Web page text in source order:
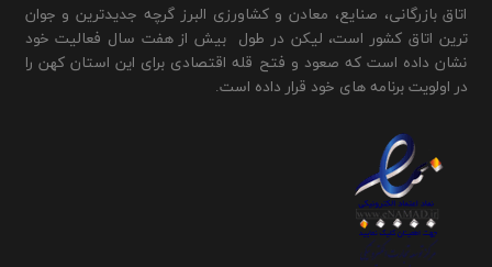
اتاق بازرگانی، صنایع، معادن و کشاورزی البرز گرچه جدیدترین و جوان
ترین اتاق کشور است، لیکن در طول بیش از هفت سال فعالیت خود
نشان داده است که صعود و فتح قله اقتصادی برای این استان کهن را
در اولویت برنامه های خود قرار داده است.